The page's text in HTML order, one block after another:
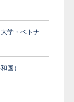
学・ベトナ
国）